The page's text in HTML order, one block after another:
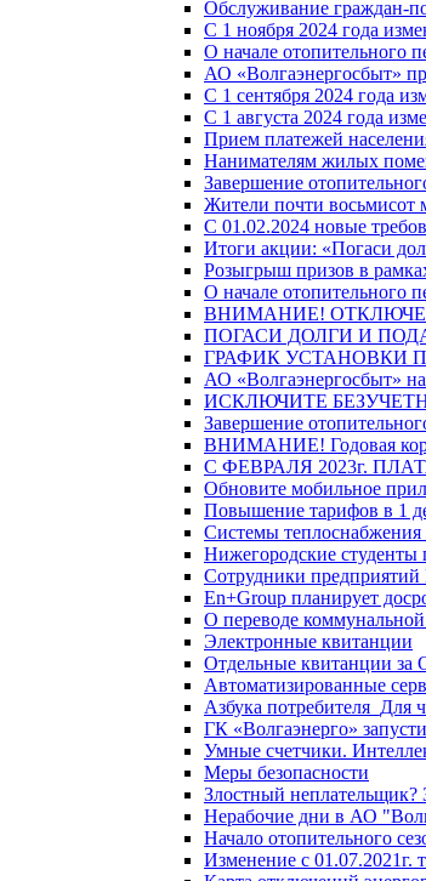
Обслуживание граждан-
С 1 ноября 2024 года
О начале отопительного
АО «Волгаэнергосбыт»
С 1 сентября 2024 года
С 1 августа 2024 года
Прием платежей
Нанимателям жилых
Завершение
Жители почти восьмисот
С 01.02.2024 новые
Итоги акции: «Погаси
Розыгрыш призов в
О начале отопительного
ВНИМАНИЕ!
ПОГАСИ ДОЛГИ И
ГРАФИК УСТАНОВКИ
АО «Волгаэнергосбыт»
ИСКЛЮЧИТЕ
Завершение
ВНИМАНИЕ! Годовая
С ФЕВРАЛЯ 2023г.
Обновите мобильное
Повышение тарифов в 1
Системы теплоснабжения
Нижегородские
Сотрудники
En+Group планирует
О переводе
Электронные квитанции
Отдельные квитанции за
Автоматизированные
Азбука потребителя_Для
ГК «Волгаэнерго»
Умные счетчики.
Меры безопасности
Злостный неплательщик?
Нерабочие дни в АО
Начало отопительного
Изменение с 01.07.2021г.